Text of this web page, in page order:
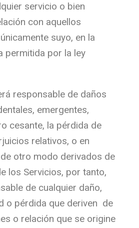
servicio o bien
con aquellos
suyo, en la
permitida por la ley
responsable de daños
emergentes,
cesante, la pérdida de
relativos, o en
otro modo derivados de
los Servicios, por tanto,
de cualquier daño,
o pérdida que deriven de
o relación que se origine